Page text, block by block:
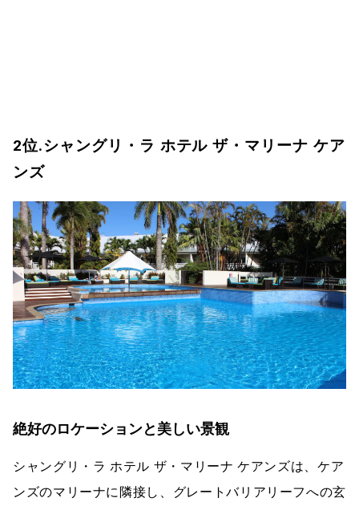
2位.シャングリ・ラ ホテル ザ・マリーナ ケア
ンズ
絶好のロケーションと美しい景観
シャングリ・ラ ホテル ザ・マリーナ ケアンズは、ケア
ンズのマリーナに隣接し、グレートバリアリーフへの玄